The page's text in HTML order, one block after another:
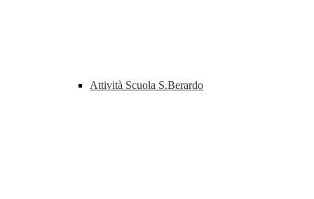
Attività Scuola S.Berardo